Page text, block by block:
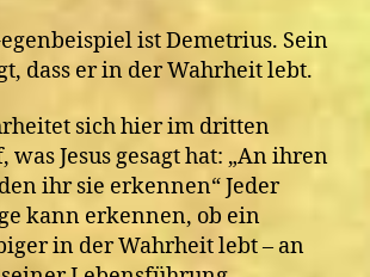
ist Demetrius. Sein
dass er in der Wahrheit lebt.
sich hier im dritten
was Jesus gesagt hat: „An ihren
ihr sie erkennen“ Jeder
kann erkennen, ob ein
in der Wahrheit lebt – an